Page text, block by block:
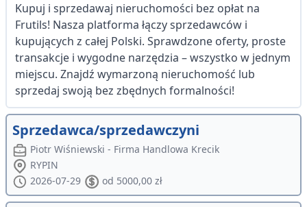
Kupuj i sprzedawaj nieruchomości bez opłat na
Frutils! Nasza platforma łączy sprzedawców i
kupujących z całej Polski. Sprawdzone oferty, proste
transakcje i wygodne narzędzia – wszystko w jednym
miejscu. Znajdź wymarzoną nieruchomość lub
sprzedaj swoją bez zbędnych formalności!
Sprzedawca/sprzedawczyni
Piotr Wiśniewski - Firma Handlowa Krecik
RYPIN
2026-07-29
od 5000,00 zł